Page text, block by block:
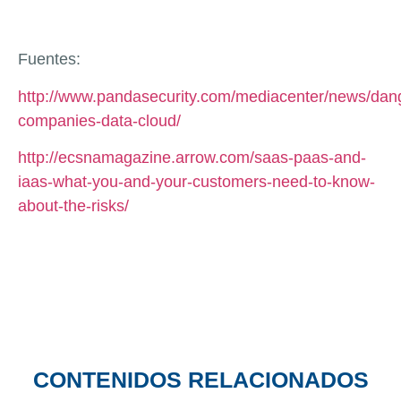
Fuentes:
http://www.pandasecurity.com/mediacenter/news/
companies-data-cloud/
http://ecsnamagazine.arrow.com/saas-paas-and-
iaas-what-you-and-your-customers-need-to-know-
about-the-risks/
CONTENIDOS RELACIONADOS